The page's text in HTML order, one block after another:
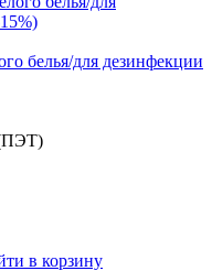
белья/для дезинфекции
(ПЭТ)
в корзину